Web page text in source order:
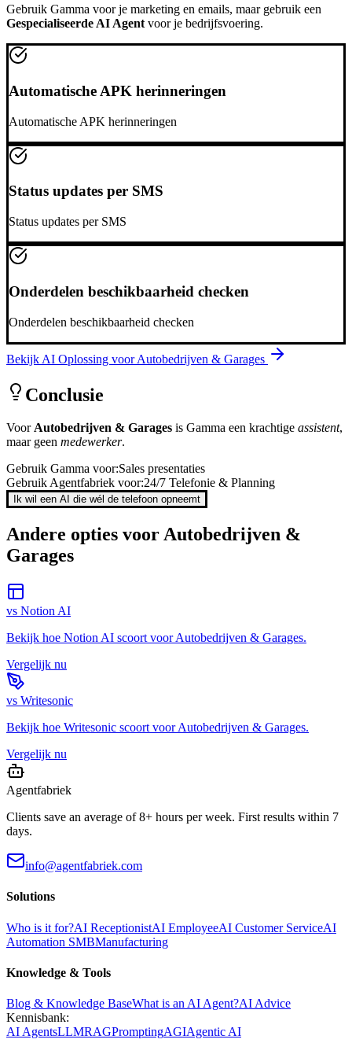
Gebruik Gamma voor je marketing en emails, maar gebruik een
Gespecialiseerde AI Agent voor je bedrijfsvoering.
Automatische APK herinneringen
Automatische APK herinneringen
Status updates per SMS
Status updates per SMS
Onderdelen beschikbaarheid checken
Onderdelen beschikbaarheid checken
Bekijk AI Oplossing voorAutobedrijven & Garages
Conclusie
VoorAutobedrijven & Garages is Gamma een krachtige assistent,
maar geen medewerker.
Gebruik Gamma voor:Sales presentaties
Gebruik Agentfabriek voor:24/7 Telefonie & Planning
Ik wil een AI die wél de telefoon opneemt
Andere opties voorAutobedrijven &
Garages
vs Notion AI
Bekijk hoe Notion AI scoort voorAutobedrijven & Garages.
Vergelijk nu
vs Writesonic
Bekijk hoe Writesonic scoort voorAutobedrijven & Garages.
Vergelijk nu
Agentfabriek
Clients save an average of 8+ hours per week. First results within 7
days.
info@agentfabriek.com
Solutions
Who is it for?AI ReceptionistAI EmployeeAI Customer ServiceAI
Automation SMBManufacturing
Knowledge & Tools
Blog & Knowledge BaseWhat is an AI Agent?AI Advice
Kennisbank:
AI AgentsLLMRAGPromptingAGIAgentic AI